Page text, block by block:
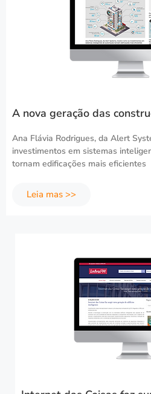
A nova geração das
Ana Flávia Rodrigues, da Alert
investimentos em sistemas
tornam edificações mais eficientes
Leia mas >>